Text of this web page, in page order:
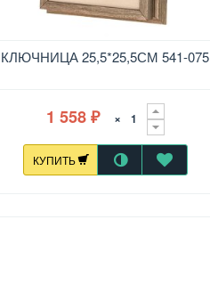
МДФ Китай
КЛЮЧНИЦА 25,5*25,5СМ 541-075
1 558 ₽ ×
КУПИТЬ